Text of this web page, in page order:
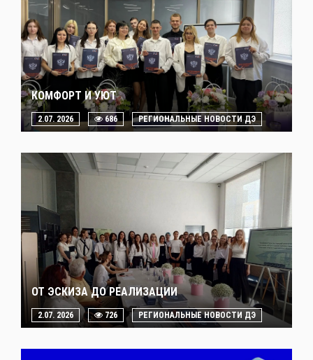
КОМФОРТ И УЮТ
2.07. 2026 686 РЕГИОНАЛЬНЫЕ НОВОСТИ ДЭ
ОТ ЭСКИЗА ДО РЕАЛИЗАЦИИ
2.07. 2026 726 РЕГИОНАЛЬНЫЕ НОВОСТИ ДЭ